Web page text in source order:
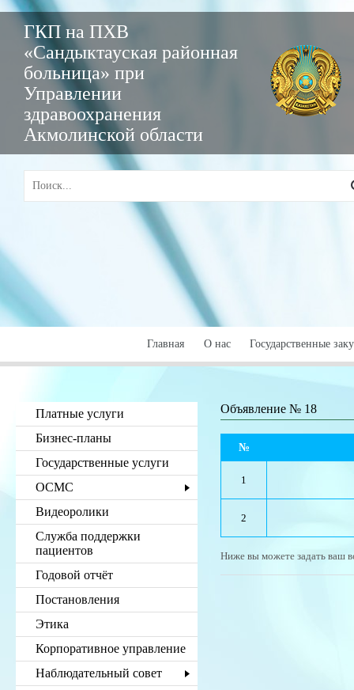
ГКП на ПХВ
«Сандыктауская районная
больница» при
Управлении
здравоохранения
Акмолинской области
Главная О нас Государственные
Платные услуги
Бизнес-планы
Государственные услуги
ОСМС
Видеоролики
Служба поддержки
пациентов
Годовой отчёт
Постановления
Этика
Корпоративное управление
Наблюдательный совет
Объявление № 18
№
1
2
Ниже вы можете задать ваш